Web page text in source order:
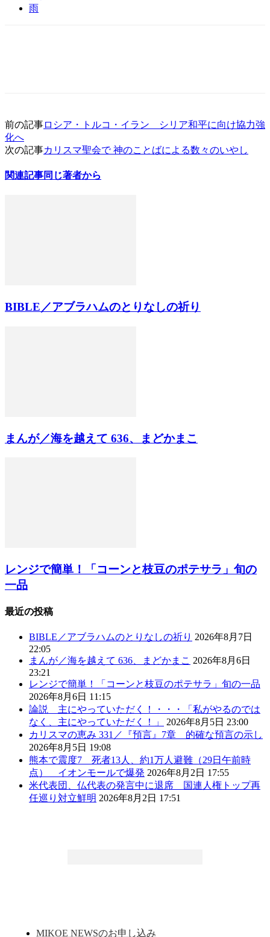
雨
前の記事ロシア・トルコ・イラン シリア和平に向け協力強
化へ
次の記事カリスマ聖会で 神のことばによる数々のいやし
関連記事同じ著者から
BIBLE／アブラハムのとりなしの祈り
まんが／海を越えて 636、まどかまこ
レンジで簡単！「コーンと枝豆のポテサラ」旬の
一品
最近の投稿
BIBLE／アブラハムのとりなしの祈り 2026年8月7日
22:05
まんが／海を越えて 636、まどかまこ 2026年8月6日
23:21
レンジで簡単！「コーンと枝豆のポテサラ」旬の一品
2026年8月6日 11:15
論説 主にやっていただく！・・・「私がやるのでは
なく、主にやっていただく！」
2026年8月5日 23:00
カリスマの恵み 331／『預言』7章 的確な預言の示し
2026年8月5日 19:08
熊本で震度7 死者13人、約1万人避難（29日午前時
点） イオンモールで爆発 2026年8月2日 17:55
米代表団、仏代表の発言中に退席 国連人権トップ再
任巡り対立鮮明 2026年8月2日 17:51
MIKOE NEWSのお申し込み